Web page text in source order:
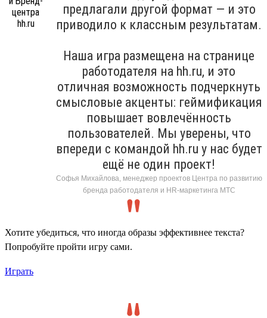
предлагали другой формат — и это
приводило к классным результатам.
Наша игра размещена на странице
работодателя на hh.ru, и это
отличная возможность подчеркнуть
смысловые акценты: геймификация
повышает вовлечённость
пользователей. Мы уверены, что
впереди с командой hh.ru у нас будет
ещё не один проект!
Софья Михайлова, менеджер проектов Центра по развитию
бренда работодателя и HR-маркетинга МТС
Хотите убедиться, что иногда образы эффективнее текста?
Попробуйте пройти игру сами.
Играть